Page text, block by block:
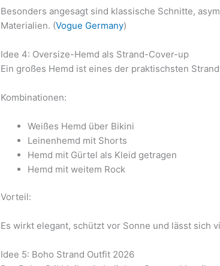
Besonders angesagt sind klassische Schnitte,
Materialien. (Vogue Germany)
Idee 4: Oversize-Hemd als Strand-Cover-up
Ein großes Hemd ist eines der praktischsten
Kombinationen:
Weißes Hemd über Bikini
Leinenhemd mit Shorts
Hemd mit Gürtel als Kleid getragen
Hemd mit weitem Rock
Vorteil:
Es wirkt elegant, schützt vor Sonne und lässt sich
Idee 5: Boho Strand Outfit 2026